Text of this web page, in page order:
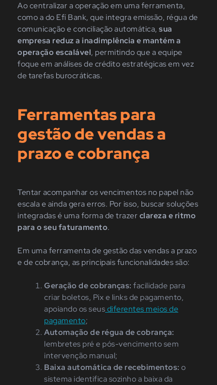
Ao centralizar a operação em uma ferramenta,
como a do Efí Bank, que integra emissão, régua de
comunicação e conciliação automática, sua
empresa reduz a inadimplência e mantém a
operação escalável, permitindo que a equipe
foque em análises de crédito estratégicas em vez
de tarefas burocráticas.
Ferramentas para
gestão de vendas a
prazo e cobrança
Tentar acompanhar os vencimentos no papel não
escala e ainda gera erros. Por isso, buscar soluções
integradas é uma forma de trazerclareza e ritmo
para o seu faturamento.
Em uma ferramenta de gestão das vendas a prazo
e de cobrança, as principais funcionalidades são:
Geração de cobranças: facilidade para
criar boletos, Pix e links de pagamento,
apoiando os seusdiferentes meios de
pagamento;
Automação de régua de cobrança:
lembretes pré e pós-vencimento sem
intervenção manual;
Baixa automática de recebimentos: o
sistema identifica sozinho a baixa da